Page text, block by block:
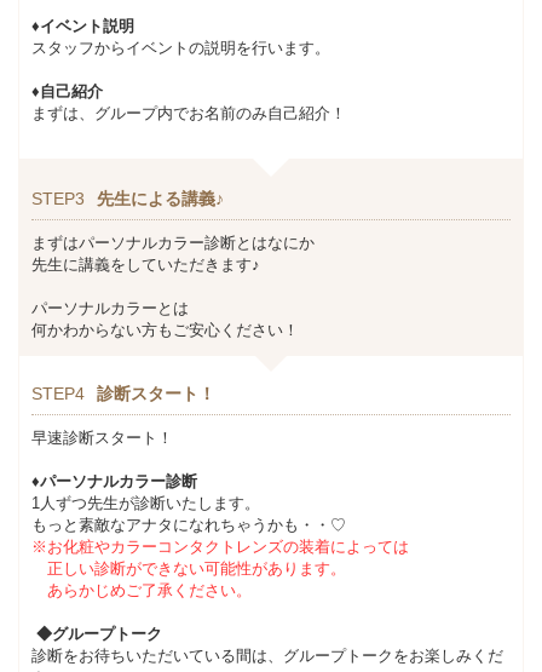
♦イベント説明
スタッフからイベントの説明を行います。
♦自己紹介
まずは、グループ内でお名前のみ自己紹介！
STEP3 先生による講義♪
まずはパーソナルカラー診断とはなにか
先生に講義をしていただきます♪
パーソナルカラーとは
何かわからない方もご安心ください！
STEP4 診断スタート！
早速診断スタート！
♦パーソナルカラー診断
1人ずつ先生が診断いたします。
もっと素敵なアナタになれちゃうかも・・♡
※お化粧やカラーコンタクトレンズの装着によっては
正しい診断ができない可能性があります。
あらかじめご了承ください。
◆グループトーク
診断をお待ちいただいている間は、グループトークをお楽しみくだ